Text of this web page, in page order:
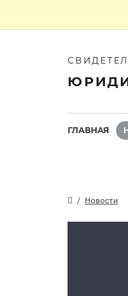
ГЛАВНАЯ
Новости